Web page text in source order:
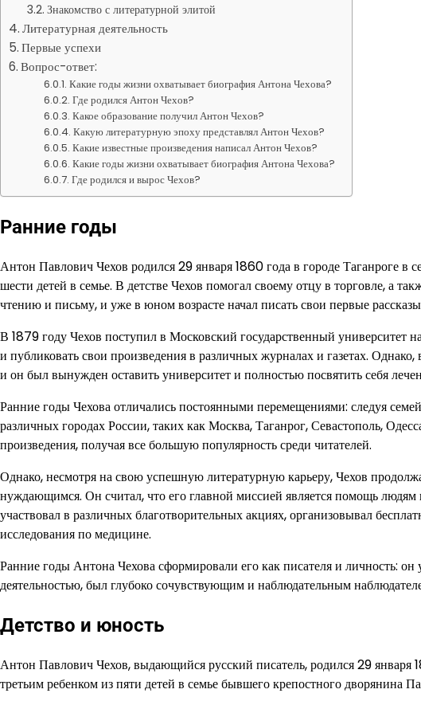
Знакомство с литературной элитой
Литературная деятельность
Первые успехи
Вопрос-ответ:
Какие годы жизни охватывает биография Антона Чехова?
Где родился Антон Чехов?
Какое образование получил Антон Чехов?
Какую литературную эпоху представлял Антон Чехов?
Какие известные произведения написал Антон Чехов?
Какие годы жизни охватывает биография Антона Чехова?
Где родился и вырос Чехов?
Ранние годы
Антон Павлович Чехов родился 29 января 1860 года в городе Таганроге в
шести детей в семье. В детстве Чехов помогал своему отцу в торговле, а
чтению и письму, и уже в юном возрасте начал писать свои первые
В 1879 году Чехов поступил в Московский государственный университет
и публиковать свои произведения в различных журналах и газетах.
и он был вынужден оставить университет и полностью посвятить себя
Ранние годы Чехова отличались постоянными перемещениями: следуя
различных городах России, таких как Москва, Таганрог, Севастополь,
произведения, получая все большую популярность среди читателей.
Однако, несмотря на свою успешную литературную карьеру, Чехов
нуждающимся. Он считал, что его главной миссией является помощь
участвовал в различных благотворительных акциях, организовывал
исследования по медицине.
Ранние годы Антона Чехова сформировали его как писателя и личность:
деятельностью, был глубоко сочувствующим и наблюдательным
Детство и юность
Антон Павлович Чехов, выдающийся русский писатель, родился 29
третьим ребенком из пяти детей в семье бывшего крепостного